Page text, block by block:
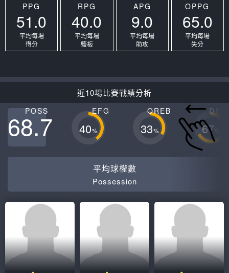
PPG
51.0
平均每場
得分
RPG
40.0
平均每場
籃板
APG
9.0
平均每場
助攻
OPPG
65.0
平均每場
失分
近10場比賽戰績分析
POSS
68.7 EFG
40%
OREB
33% 67
平均球權數
Possession